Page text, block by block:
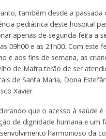
também desde a passada
pediátrica deste hospital
apenas de segunda-feira a
09h00 e as 21h00. Com este
e aos fins de semana, as
de Mafra terão de ser
de Santa Maria, Dona
Xavier.
que o acesso à saúde é
de dignidade humana e um
harmonioso da